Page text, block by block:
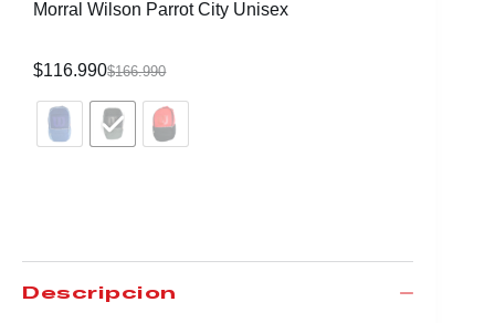
Morral Wilson Parrot City Unisex
$166.990
$116.990
Descripción